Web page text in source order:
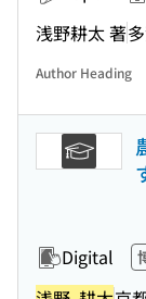
浅野耕太 著
Author Heading
Digital